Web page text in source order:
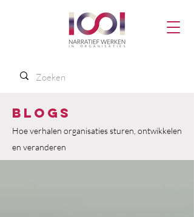
Blogs
Hoe verhalen organisaties sturen, ontwikkelen
en veranderen